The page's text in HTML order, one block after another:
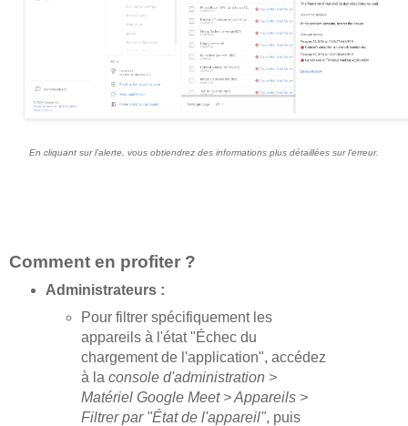
En cliquant sur l'alerte, vous obtiendrez des informations plus détaillées sur l'erreur.
Comment en profiter ?
Administrateurs :
Pour filtrer spécifiquement les
appareils à l'état "Échec du
chargement de l'application", accédez
à laconsole d'administration >
Matériel Google Meet > Appareils >
Filtrer par "État de l'appareil", puis